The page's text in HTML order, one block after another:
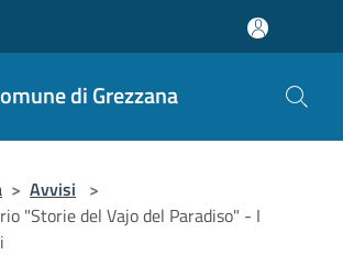
di Grezzana
> Avvisi >
"Storie del Vajo del Paradiso" - I